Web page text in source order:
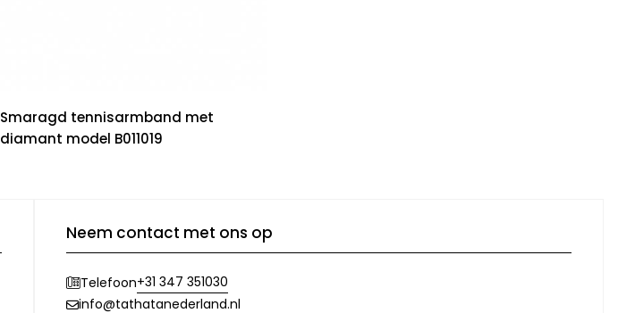
Smaragd tennisarmband met
diamant model B011019
Neem contact met ons op
Telefoon+31 347 351030
info@tathatanederland.nl